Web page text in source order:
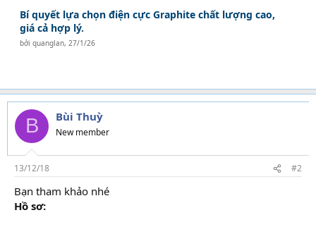
Bí quyết lựa chọn điện cực Graphite chất lượng cao,
giá cả hợp lý.
bởiquanglan, 27/1/26
B Bùi Thuỳ
New member
13/12/18 #2
Bạn tham khảo nhé
Hồ sơ: